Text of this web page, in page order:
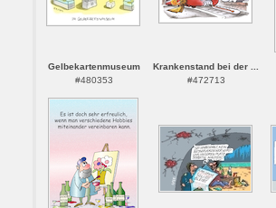
Gelbekartenmuseum
#480353
Krankenstand bei der ...
#472713